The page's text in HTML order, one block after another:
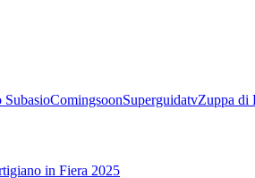
SubasioComingsoonSuperguidatvZuppa di
in Fiera 2025